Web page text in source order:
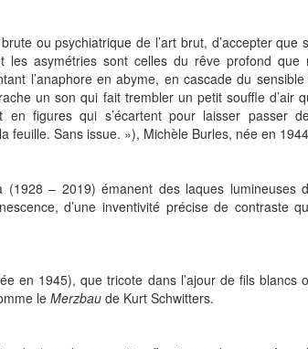
ou psychiatrique de l’art brut, d’accepter que
les asymétries sont celles du rêve profond que
l’anaphore en abyme, en cascade du sensible
un son qui fait trembler un petit souffle d’air
en figures qui s’écartent pour laisser passer
feuille. Sans issue. »), Michèle Burles, née en
(1928 – 2019) émanent des laques lumineuses
d’une inventivité précise de contraste
en 1945), que tricote dans l’ajour de fils blancs
le Merzbau de Kurt Schwitters.